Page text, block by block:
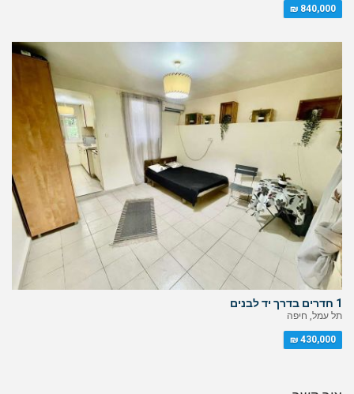
840,000 ₪
1 חדרים בדרך יד לבנים
תל עמל, חיפה
430,000 ₪